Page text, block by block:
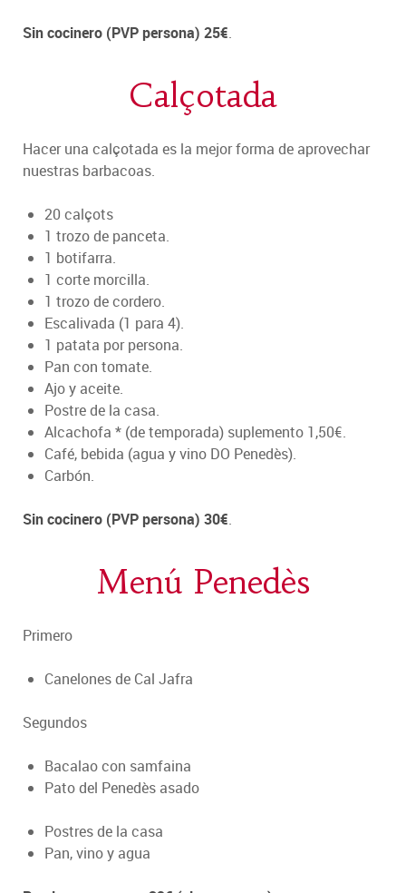
Sin cocinero (PVP persona) 25€.
Calçotada
Hacer una calçotada es la mejor forma de aprovechar
nuestras barbacoas.
20 calçots
1 trozo de panceta.
1 botifarra.
1 corte morcilla.
1 trozo de cordero.
Escalivada (1 para 4).
1 patata por persona.
Pan con tomate.
Ajo y aceite.
Postre de la casa.
Alcachofa * (de temporada) suplemento 1,50€.
Café, bebida (agua y vino DO Penedès).
Carbón.
Sin cocinero (PVP persona) 30€.
Menú Penedès
Primero
Canelones de Cal Jafra
Segundos
Bacalao con samfaina
Pato del Penedès asado
Postres de la casa
Pan, vino y agua